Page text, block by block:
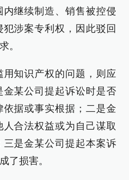
继续制造、销售被控侵
涉案专利权，因此驳回
。
知识产权的问题，则应
某公司提起诉讼时是否
据或事实根据；二是金
合法权益或为自己谋取
是金某公司提起本案诉
了损害。